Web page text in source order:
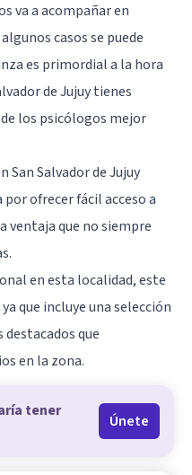
va a acompañar en
casos se puede
es primordial a la hora
de Jujuy tienes
los psicólogos mejor
San Salvador de Jujuy
por ofrecer fácil acceso a
ventaja que no siempre
en esta localidad, este
que incluye una selección
que
en la zona.
tener
Únete